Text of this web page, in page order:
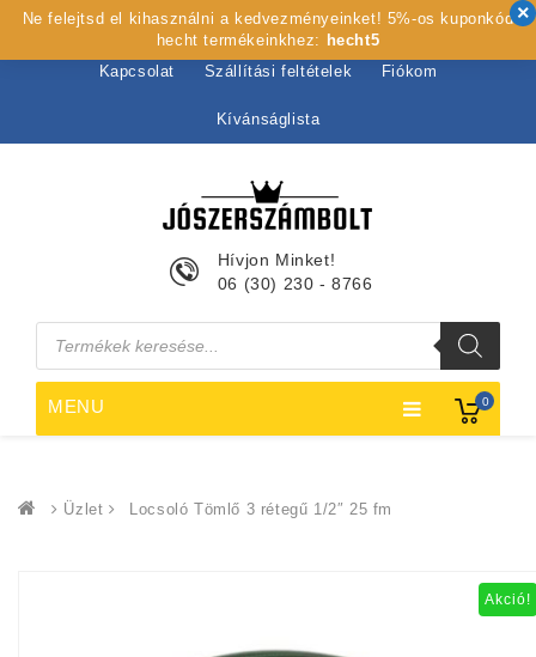
Kezdőlap Rólunk Webshop Szolgáltatások
Kapcsolat Szállítási feltételek Fiókom
Kívánságlista
0
Hívjon Minket!
06 (30) 230 - 8766
Products
search
MENU
Üzlet Locsoló Tömlő 3 rétegű 1/2″ 25 fm
Akció!
Ne felejtsd el kihasználni a kedvezményeinket! 5%-os kuponkód
hecht termékeinkhez: hecht5